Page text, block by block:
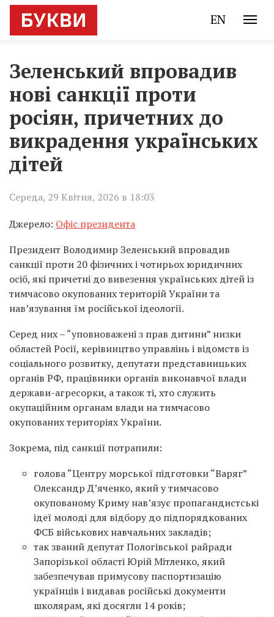
EN
Зеленський впровадив
нові санкції проти
росіян, причетних до
викрадення українських
дітей
Середа, 29 Квітня, 2026 в 18:03
Джерело: Офіс президента
Президент Володимир Зеленський впровадив
санкції проти 20 фізичних і чотирьох юридичних
осіб, які причетні до вивезення українських дітей із
тимчасово окупованих територій України та
нав’язування їм російської ідеології.
Серед них – “уповноважені з прав дитини” низки
областей Росії, керівництво управлінь і відомств із
соціального розвитку, депутати представницьких
органів РФ, працівники органів виконавчої влади
держави-агресорки, а також ті, хто служить
окупаційним органам влади на тимчасово
окупованих територіях України.
Зокрема, під санкції потрапили:
голова “Центру морської підготовки “Варяг”
Олександр Д’яченко, який у тимчасово
окупованому Криму нав’язує пропагандистські
ідеї молоді для відбору до підпорядкованих
ФСБ військових навчальних закладів;
так званий депутат Пологівської райради
Запорізької області Юрій Мітленко, який
забезпечував примусову паспортизацію
українців і видавав російські документи
школярам, які досягли 14 років;